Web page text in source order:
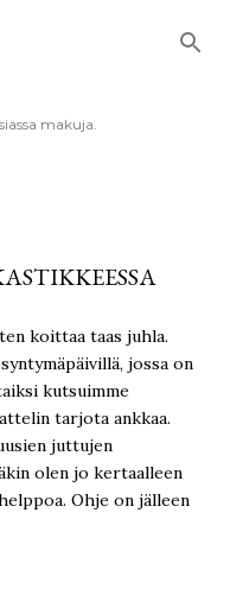
makuja.
koittaa taas juhla.
jossa on
kutsuimme
tarjota ankkaa.
juttujen
olen jo kertaalleen
Ohje on jälleen